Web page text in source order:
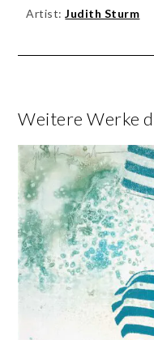
Artist:Judith Sturm
Weitere Werke